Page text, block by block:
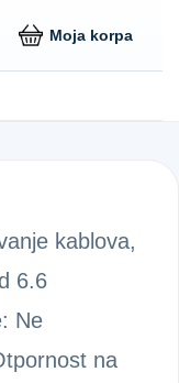
Moja korpa
kablova,
6.6
Ne
na